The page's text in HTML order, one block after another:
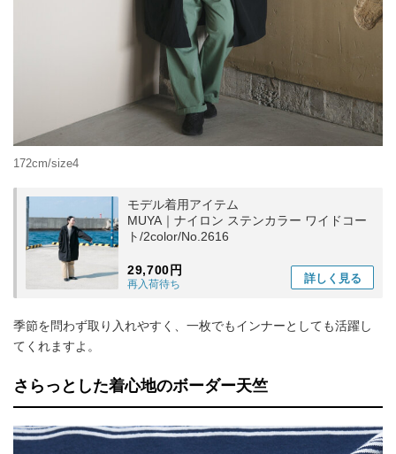
172cm/size4
モデル着用アイテム
MUYA｜ナイロン ステンカラー ワイドコー
ト/2color/No.2616
29,700円
再入荷待ち 詳しく 見る
季節を問わず取り入れやすく、一枚でもインナーとしても活躍し
てくれますよ。
さらっとした着心地のボーダー天竺